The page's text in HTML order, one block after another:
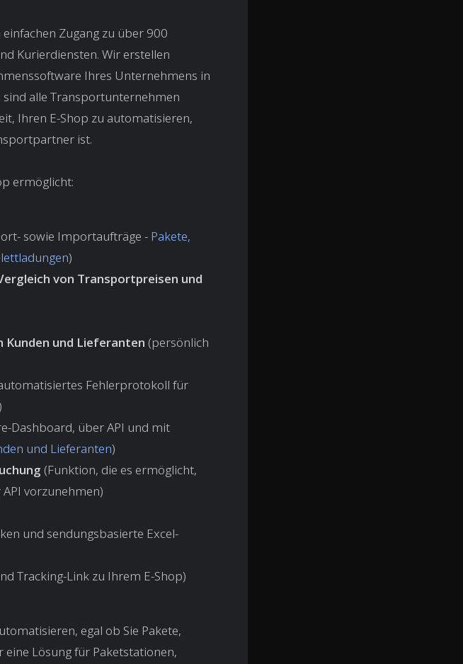
Zugang zu über 900
Kurierdiensten. Wir erstellen
Ihres Unternehmens in
sind alle Transportunternehmen
Ihren E-Shop zu automatisieren,
ist.
ermöglicht:
sowie Importaufträge - Pakete,
)
von Transportpreisen und
Kunden und Lieferanten (persönlich
Fehlerprotokoll für
Dashboard, über API und mit
und Lieferanten)
(Funktion, die es ermöglicht,
vorzunehmen)
und sendungsbasierte Excel-
Tracking-Link zu Ihrem E-Shop)
egal ob Sie Pakete,
Lösung für Paketstationen,